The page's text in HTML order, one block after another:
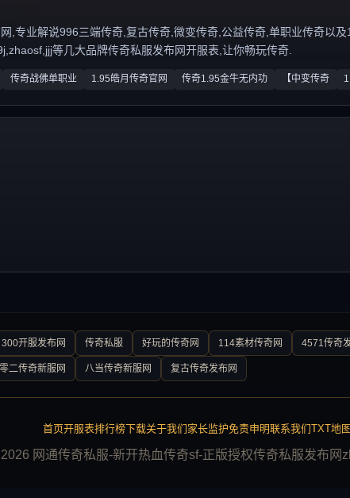
,专业解说996三端传奇,复古传奇,微变传奇,公益传奇,单职业传奇以
等几大品牌传奇私服发布网开服表,让你畅玩传奇.
传奇战佛单职业 1.95皓月传奇官网 传奇1.95金牛无内功 【中变传奇
300开服发布网 传奇私服 好玩的传奇网 114素材传奇网 4571传奇
二传奇新服网 八当传奇新服网 复古传奇发布网
首页开服表排行榜下载关于我们 家长监护免责申明联系我们TXT地图
网通传奇私服-新开热血传奇sf-正版授权传奇私服发布网